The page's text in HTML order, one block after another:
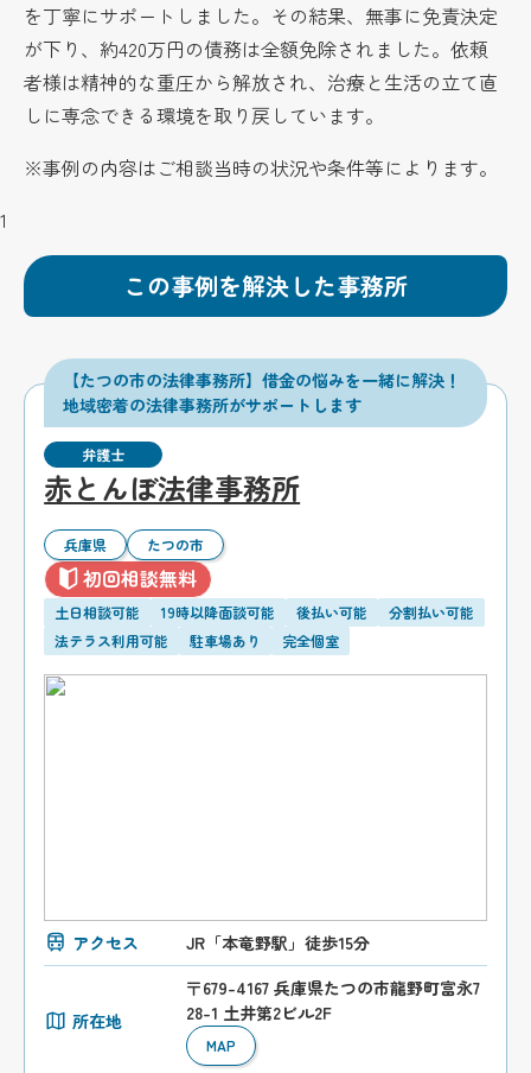
を丁寧にサポートしました。その結果、無事に免責決定
が下り、約420万円の債務は全額免除されました。依頼
者様は精神的な重圧から解放され、治療と生活の立て直
しに専念できる環境を取り戻しています。
※事例の内容はご相談当時の状況や条件等によります。
1
この事例を解決した事務所
【たつの市の法律事務所】借金の悩みを一緒に解決！
地域密着の法律事務所がサポートします
弁護士
赤とんぼ法律事務所
兵庫県 たつの市
初回相談無料
土日相談可能 19時以降面談可能 後払い可能
分割払い可能
法テラス利用可能
駐車場あり 完全個室
アクセス JR「本竜野駅」徒歩15分
所在地
〒679-4167 兵庫県たつの市龍野町富永7
28-1 土井第2ビル2F
MAP